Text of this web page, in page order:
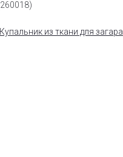
Купальник из ткани для загара